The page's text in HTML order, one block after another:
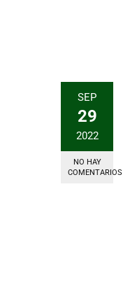
SEP
29
2022
NO HAY
COMENTARIOS